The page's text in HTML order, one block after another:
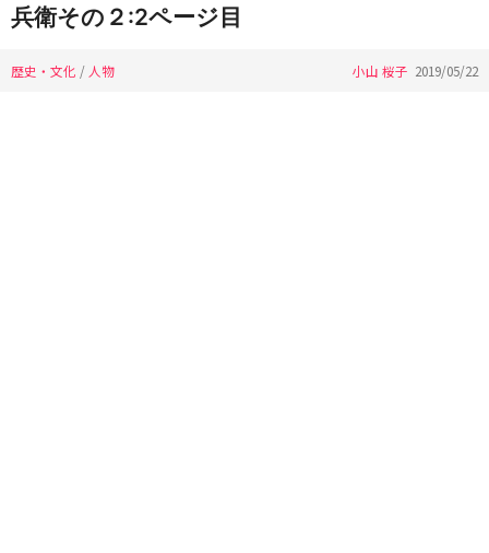
兵衛その２:2ページ目
歴史・文化 / 人物 小山 桜子 2019/05/22